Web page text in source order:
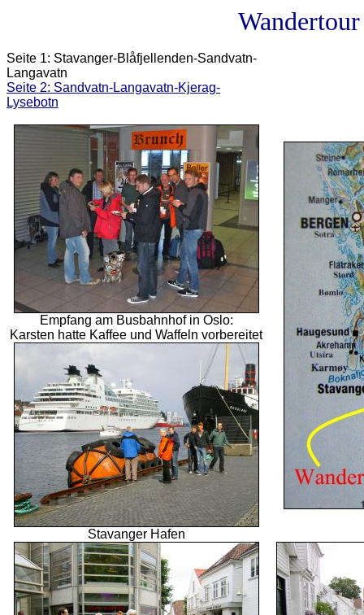
Seite 1: Stavanger-Bl åfjellenden-Sandvatn-
Langavatn
Seite 2: Sandvatn-Langavatn-Kjerag-
Lysebotn
Empfang am Busbahnhof in Oslo:
Karsten hatte Kaffee und Waffeln vorbereitet
Stavanger Hafen